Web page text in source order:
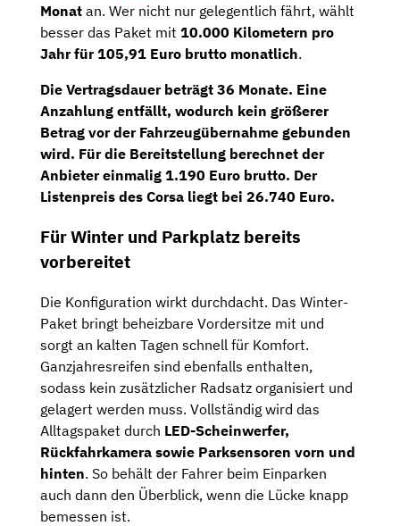
Monat an. Wer nicht nur gelegentlich fährt, wählt
besser das Paket mit 10.000 Kilometern pro
Jahr für 105,91 Euro brutto monatlich.
Die Vertragsdauer beträgt 36 Monate. Eine
Anzahlung entfällt, wodurch kein größerer
Betrag vor der Fahrzeugübernahme gebunden
wird. Für die Bereitstellung berechnet der
Anbieter einmalig 1.190 Euro brutto. Der
Listenpreis des Corsa liegt bei 26.740 Euro.
Für Winter und Parkplatz bereits
vorbereitet
Die Konfiguration wirkt durchdacht. Das Winter-
Paket bringt beheizbare Vordersitze mit und
sorgt an kalten Tagen schnell für Komfort.
Ganzjahresreifen sind ebenfalls enthalten,
sodass kein zusätzlicher Radsatz organisiert und
gelagert werden muss. Vollständig wird das
Alltagspaket durch LED-Scheinwerfer,
Rückfahrkamera sowie Parksensoren vorn und
hinten. So behält der Fahrer beim Einparken
auch dann den Überblick, wenn die Lücke knapp
bemessen ist.